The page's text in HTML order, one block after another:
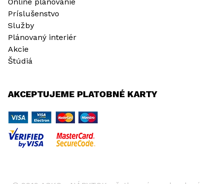
Príslušenstvo
Služby
Plánovaný interiér
Akcie
Štúdiá
AKCEPTUJEME PLATOBNÉ KARTY